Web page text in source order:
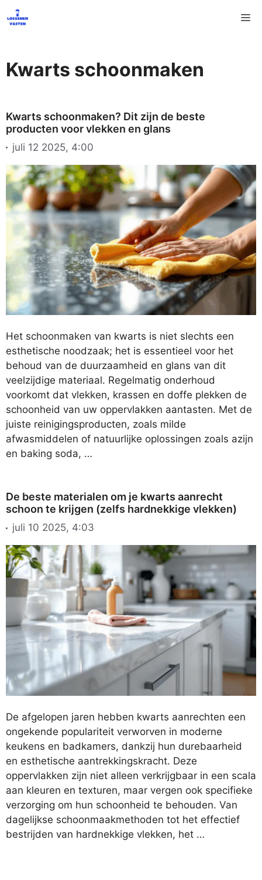
naar
Kwarts schoonmaken
Kwarts schoonmaken? Dit zijn de beste
producten voor vlekken en glans
juli 12 2025, 4:00
Het schoonmaken van kwarts is niet slechts een
esthetische noodzaak; het is essentieel voor het
behoud van de duurzaamheid en glans van dit
veelzijdige materiaal. Regelmatig onderhoud
voorkomt dat vlekken, krassen en doffe plekken de
schoonheid van uw oppervlakken aantasten. Met de
juiste reinigingsproducten, zoals milde
afwasmiddelen of natuurlijke oplossingen zoals azijn
en baking soda, …
De beste materialen om je kwarts aanrecht
schoon te krijgen (zelfs hardnekkige vlekken)
juli 10 2025, 4:03
De afgelopen jaren hebben kwarts aanrechten een
ongekende populariteit verworven in moderne
keukens en badkamers, dankzij hun durebaarheid
en esthetische aantrekkingskracht. Deze
oppervlakken zijn niet alleen verkrijgbaar in een scala
aan kleuren en texturen, maar vergen ook specifieke
verzorging om hun schoonheid te behouden. Van
dagelijkse schoonmaakmethoden tot het effectief
bestrijden van hardnekkige vlekken, het …